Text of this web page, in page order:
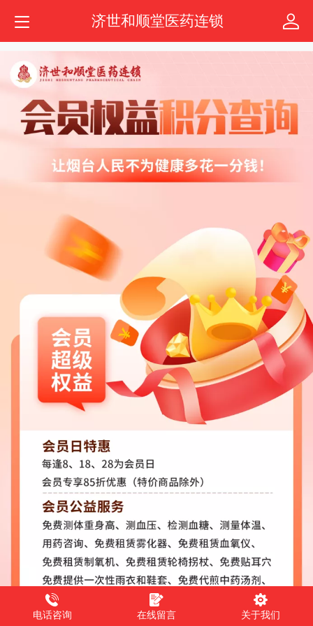
济世和顺堂医药连锁
电话咨询 在线留言 关于我们